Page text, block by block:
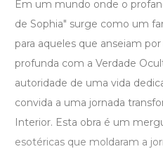
Em um mundo onde o
de Sophia" surge como um
para aqueles que anseiam
profunda com a Verdade
autoridade de uma vida
convida a uma jornada
Interior. Esta obra é um
esotéricas que moldaram a